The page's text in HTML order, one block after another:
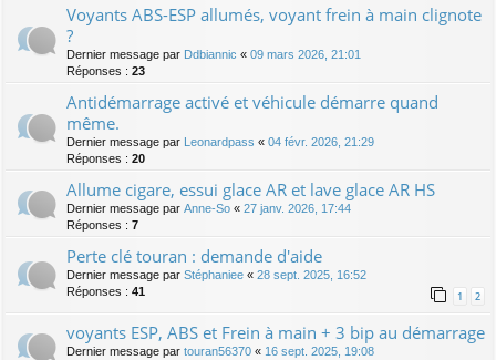
Voyants ABS-ESP allumés, voyant frein à main clignote
?
Dernier message par Ddbiannic « 09 mars 2026, 21:01
Réponses : 23
Antidémarrage activé et véhicule démarre quand
même.
Dernier message par Leonardpass « 04 févr. 2026, 21:29
Réponses : 20
Allume cigare, essui glace AR et lave glace AR HS
Dernier message par Anne-So « 27 janv. 2026, 17:44
Réponses : 7
Perte clé touran : demande d'aide
Dernier message par Stéphaniee « 28 sept. 2025, 16:52
Réponses : 41 1 2
voyants ESP, ABS et Frein à main + 3 bip au démarrage
Dernier message par touran56370 « 16 sept. 2025, 19:08